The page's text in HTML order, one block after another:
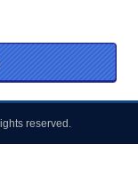
reserved.